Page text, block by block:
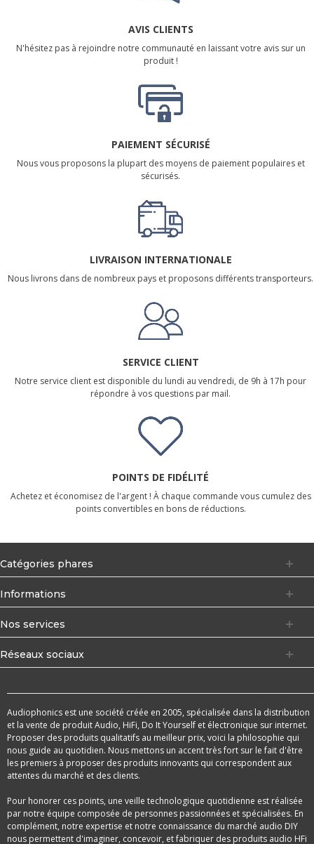
AVIS CLIENTS
N'hésitez pas à rejoindre notre communauté en laissant votre avis sur un
produit !
PAIEMENT SÉCURISÉ
Nous vous proposons la plupart des moyens de paiement populaires et
sécurisés.
LIVRAISON INTERNATIONALE
Nous livrons dans de nombreux pays et proposons différents transporteurs.
SERVICE CLIENT
Notre service client est disponible du lundi au vendredi, de 9h à 17h pour
répondre à vos questions par mail.
POINTS DE FIDÉLITÉ
Achetez et économisez de l'argent ! À chaque commande vous cumulez des
points convertibles en bons de réductions.
Catégories phares
Informations
Nos services
Réseaux sociaux
Audiophonics est une société créée en 2005, spécialisée dans la distribution
et la vente de produit Audio, HiFi, Do It Yourself et électronique sur internet.
Proposer des produits qualitatifs au meilleur prix, voici la philosophie qui
nous guide au quotidien. Nous mettons un accent très fort sur le fait d'être
les premiers à proposer des produits innovants qui correspondent aux
attentes du marché et des clients.
Pour honorer ces points, une veille technologique quotidienne est réalisée
par notre équipe composée de personnes passionnées et spécialisées. En
complément, notre expertise et notre connaissance du marché audio DIY
nous permettent d'imaginer, concevoir, et fabriquer des produits audio HFi